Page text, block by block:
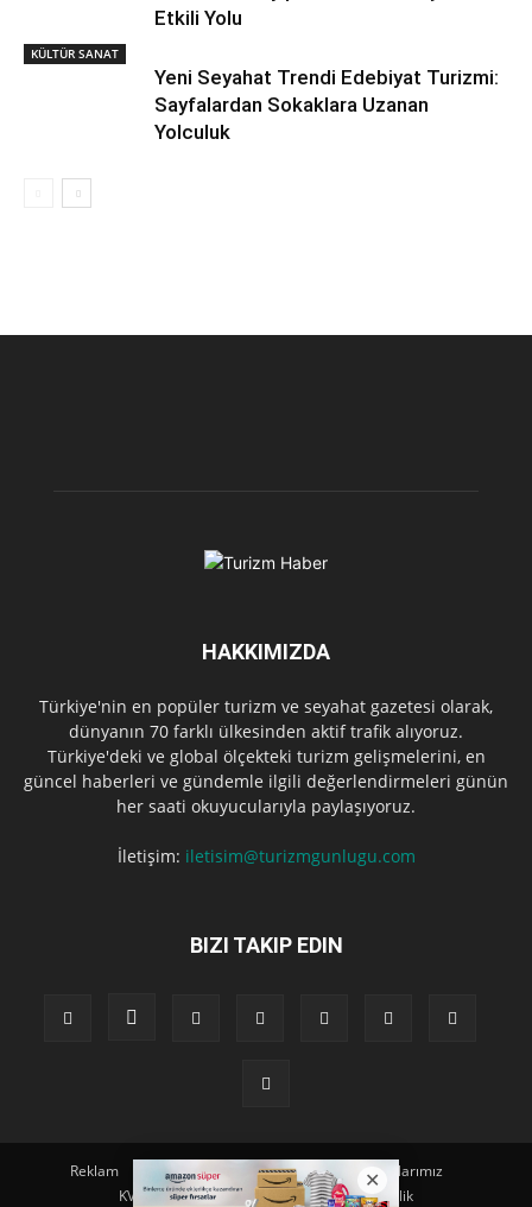
Etkili Yolu
KÜLTÜR SANAT
Yeni Seyahat Trendi Edebiyat Turizmi:
Sayfalardan Sokaklara Uzanan
Yolculuk
HAKKIMIZDA
Türkiye'nin en popüler turizm ve seyahat gazetesi olarak,
dünyanın 70 farklı ülkesinden aktif trafik alıyoruz.
Türkiye'deki ve global ölçekteki turizm gelişmelerini, en
güncel haberleri ve gündemle ilgili değerlendirmeleri günün
her saati okuyucularıyla paylaşıyoruz.
İletişim: iletisim@turizmgunlugu.com
BIZI TAKIP EDIN
Reklam Künye Hakkımızda Iletişim
Yazarlarımız
KVKK Aydınlatma Metni
Kullanım ve Gizlilik